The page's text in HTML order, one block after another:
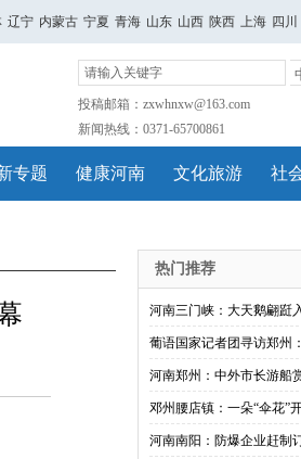
辽宁 内蒙古 宁夏 青海 山东 山西 陕西 上海 四川
投稿邮箱：zxwhnxw@163.com
新闻热线：0371-65700861
专题 健康河南 文化旅游 社
热门推荐
河南三门峡：大天鹅翩跹
葡语国家记者团寻访郑州
河南郑州：中外市长游船
邓州腰店镇：一朵“伞花”
河南南阳：防爆企业赶制